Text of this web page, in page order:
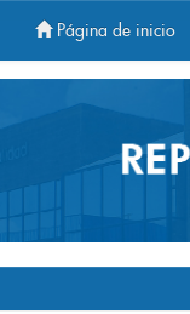
Página de inicio